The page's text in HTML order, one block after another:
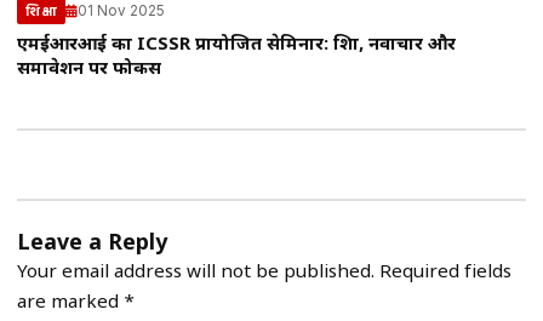
शिक्षा 01 Nov 2025
एमईआरआई का ICSSR प्रायोजित सेमिनार: शिक्षा, नवाचार और
समावेशन पर फोकस
Leave a Reply
Your email address will not be published. Required fields
are marked *